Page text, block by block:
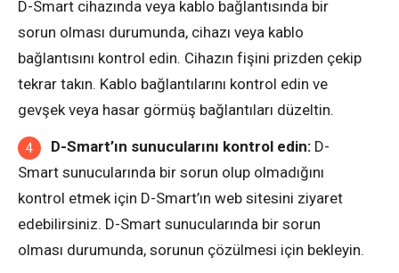
D-Smart cihazında veya kablo bağlantısında bir
sorun olması durumunda, cihazı veya kablo
bağlantısını kontrol edin. Cihazın fişini prizden çekip
tekrar takın. Kablo bağlantılarını kontrol edin ve
gevşek veya hasar görmüş bağlantıları düzeltin.
D-Smart’ın sunucularını kontrol edin: D-
Smart sunucularında bir sorun olup olmadığını
kontrol etmek için D-Smart’ın web sitesini ziyaret
edebilirsiniz. D-Smart sunucularında bir sorun
olması durumunda, sorunun çözülmesi için bekleyin.